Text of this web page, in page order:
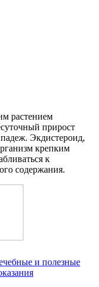
растением
прирост
Экдистероид,
крепким
к
содержания.
и полезные